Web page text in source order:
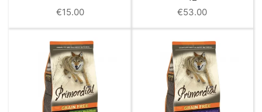
€15.00
€53.00